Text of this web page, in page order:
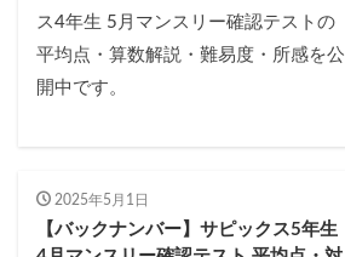
ス4年生 5月マンスリー確認テストの
平均点・算数解説・難易度・所感を公
開中です。
2025年5月1日
【バックナンバー】サピックス5年生